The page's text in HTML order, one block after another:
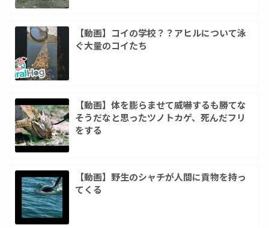
【動画】コイの学校？？アヒルについて泳
ぐ大量のコイたち
【動画】体を膨らませて威嚇するも勝てな
そうだなと思ったツノトカゲ、死んだフリ
をする
【動画】野生のシャチが人間に貢物を持っ
てくる